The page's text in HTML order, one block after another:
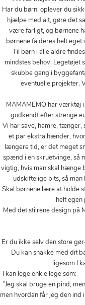
Har du børn, oplever du
hjælpe med alt, gøre det
være farligt, og børnene
børnene få deres helt
Til børn i alle aldre
mindstes behov. Legetøjet
skubbe gang i
eventuelle projekter.
MAMAMEMO har værktøj
godkendt efter strenge
Vi har save, hamre, tænger,
et par ekstra hænder,
længere tid, er det meget
spænd i en skruetvinge, så
vigtig, hvis man skal hænge
udskiftelige bits, så
Skal børnene lære at holde
helt egen
Med det stilrene design på
Er du ikke selv den store
Du kan snakke med dit
ligesom I
I kan
”Jeg skal bruge en pind,
men hvordan får jeg den